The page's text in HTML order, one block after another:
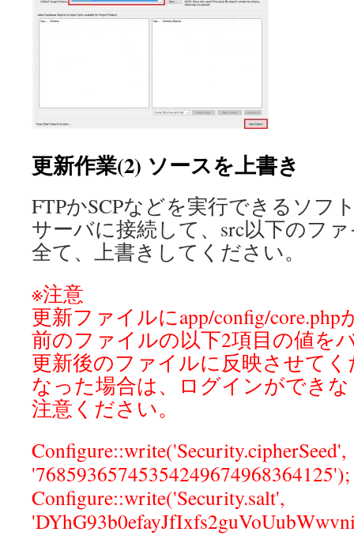
更新作業(2) ソースを上書き
FTPかSCPなどを実行できるソフ
サーバに接続して、src以下のフ
全て、上書きしてください。
※注意
更新ファイルにapp/config/
前のファイルの以下2項目の値を
更新後のファイルに反映させて
なった場合は、ログインができ
注意ください。
Configure::write('Security.cipherSeed',
'76859365745354249674968364125');
Configure::write('Security.salt',